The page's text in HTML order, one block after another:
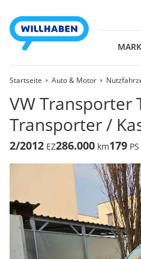
Startseite Auto & Motor
VW Transporter
Transporter /
2/2012 EZ286.000 km179